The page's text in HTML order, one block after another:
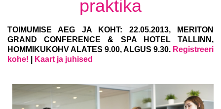
praktika
TOIMUMISE AEG JA KOHT: 22.05.2013, MERITON
GRAND CONFERENCE & SPA HOTEL TALLINN,
HOMMIKUKOHV ALATES 9.00, ALGUS 9.30. Registreeri
kohe!
Kaart ja juhised